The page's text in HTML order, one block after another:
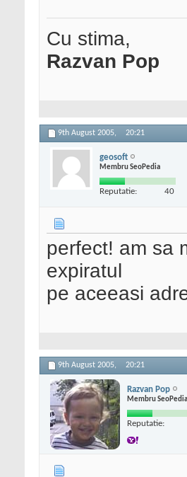
Cu stima,
Razvan Pop
9th August 2005, 20:21
geosoft
Membru SeoPedia
Reputatie: 40
perfect! am sa
expiratul
pe aceeasi
9th August 2005, 20:21
Razvan Pop
Membru SeoPedia
Reputatie: